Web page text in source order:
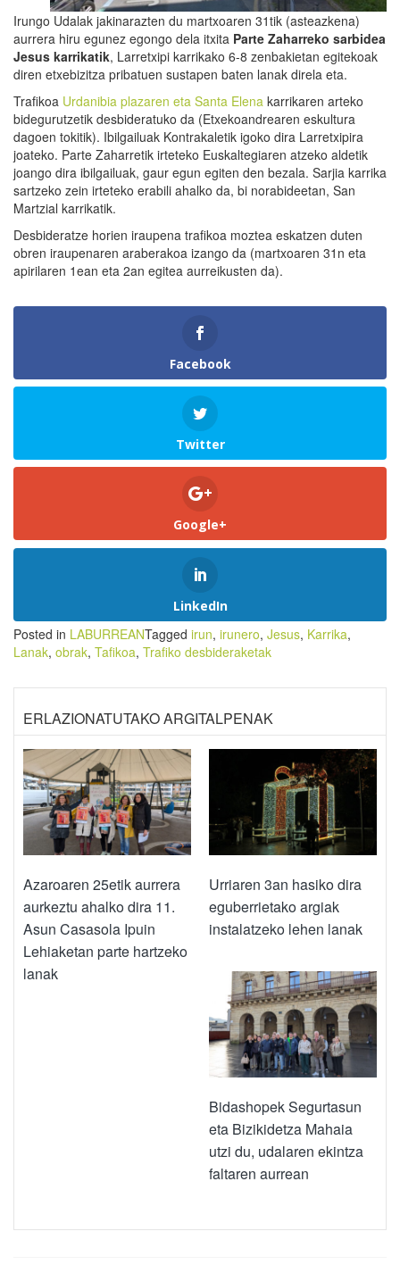
Irungo Udalak jakinarazten du martxoaren 31tik (asteazkena)
aurrera hiru egunez egongo dela itxita Parte Zaharreko sarbidea
Jesus karrikatik, Larretxipi karrikako 6-8 zenbakietan egitekoak
diren etxebizitza pribatuen sustapen baten lanak direla eta.
Trafikoa Urdanibia plazaren eta Santa Elena karrikaren arteko
bidegurutzetik desbideratuko da (Etxekoandrearen eskultura
dagoen tokitik). Ibilgailuak Kontrakaletik igoko dira Larretxipira
joateko. Parte Zaharretik irteteko Euskaltegiaren atzeko aldetik
joango dira ibilgailuak, gaur egun egiten den bezala. Sarjia karrika
sartzeko zein irteteko erabili ahalko da, bi norabideetan, San
Martzial karrikatik.
Desbideratze horien iraupena trafikoa moztea eskatzen duten
obren iraupenaren araberakoa izango da (martxoaren 31n eta
apirilaren 1ean eta 2an egitea aurreikusten da).
Facebook
Twitter
Google+
LinkedIn
Posted in LABURREANTagged irun, irunero, Jesus, Karrika,
Lanak, obrak, Tafikoa, Trafiko desbideraketak
ERLAZIONATUTAKO ARGITALPENAK
Azaroaren 25etik aurrera
aurkeztu ahalko dira 11.
Asun Casasola Ipuin
Lehiaketan parte hartzeko
lanak
Urriaren 3an hasiko dira
eguberrietako argiak
instalatzeko lehen lanak
Bidashopek Segurtasun
eta Bizikidetza Mahaia
utzi du, udalaren ekintza
faltaren aurrean